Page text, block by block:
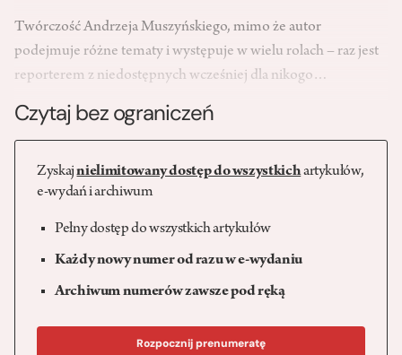
Twórczość Andrzeja Muszyńskiego, mimo że autor
podejmuje różne tematy i występuje w wielu rolach – raz jest
reporterem z niedostępnych wcześniej dla nikogo…
Czytaj bez ograniczeń
Zyskajnielimitowany dostęp do wszystkichartykułów,
e-wydań i archiwum
Pełny dostęp do wszystkich artykułów
Każdy nowy numer od razu w e-wydaniu
Archiwum numerów zawsze pod ręką
Rozpocznij prenumeratę